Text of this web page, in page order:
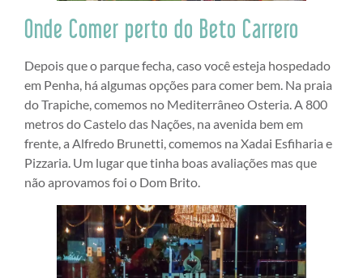
Onde Comer perto do Beto Carrero
Depois que o parque fecha, caso você esteja hospedado
em Penha, há algumas opções para comer bem. Na praia
do Trapiche, comemos no Mediterrâneo Osteria. A 800
metros do Castelo das Nações, na avenida bem em
frente, a Alfredo Brunetti, comemos na Xadai Esfiharia e
Pizzaria. Um lugar que tinha boas avaliações mas que
não aprovamos foi o Dom Brito.